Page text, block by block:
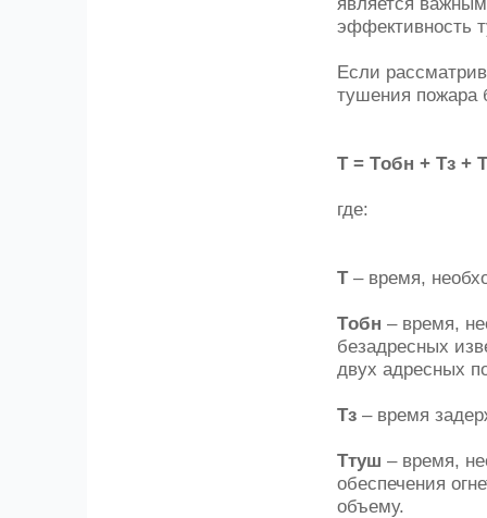
эффективность
Если
тушения пожара
Т = Tобн + Tз +
где:
Т– время,
Tобн – время,
безадресных
двух адресных
Tз – время
Tтуш – время,
обеспечения
объему.